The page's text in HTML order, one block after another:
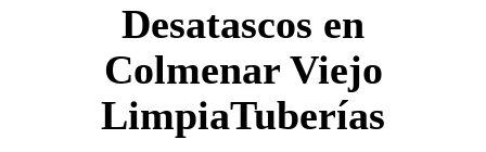
Desatascos en
Colmenar Viejo
LimpiaTuberías